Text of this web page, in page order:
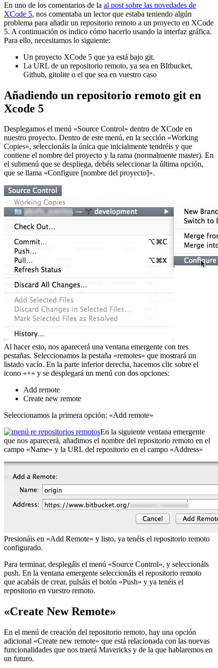
En uno de los comentarios de la al post sobre las novedades de
XCode 5, nos comentaba un lector que estaba teniendo algún
problema para añadir un repositorio remoto a un proyecto en XCode
5. A continuación os indico cómo hacerlo usando la interfaz gráfica.
Para ello, necesitamos lo siguiente:
Un proyecto XCode 5 que ya está bajo git.
La URL de un repositorio remoto, ya sea en BItbucket,
Github, gitolite o el que sea en vuestro caso
Añadiendo un repositorio remoto git en
Xcode 5
Desplegamos el menú «Source Control» dentro de XCode en
nuestro proyecto. Dentro de este menú, en la sección «Working
Copies», seleccionáis la única que inicialmente tendréis y que
contiene el nombre del proyecto y la rama (normalmente master). En
el submenú que se despliega, debéis seleccionar la última opción,
que se llama «Configure [nombre del proyecto]».
Al hacer esto, nos aparecerá una ventana emergente con tres
pestañas. Seleccionamos la pestaña «remotes» que mostrará un
listado vacío. En la parte inferior derecha, hacemos clic sobre el
icono «+» y se desplegará un menú con dos opciones:
Add remote
Create new remote
Seleccionamos la primera opción: «Add remote»
En la siguiente ventana emergente
que nos aparecerá, añadimos el nombre del repositorio remoto en el
campo «Name» y la URL del repositorio en el campo «Address»
Presionáis en «Add Remote» y listo, ya tenéis el repositorio remoto
configurado.
Para terminar, desplegáis el menú «Source Control», y seleccionáis
push. En la ventana emergente seleccionáis el repositorio remoto
que acabáis de crear, pulsáis el botón «Push» y ya tenéis el
repositorio en vuestro remoto.
«Create New Remote»
En el menú de creación del repositorio remoto, hay una opción
adicional «Create new remote» que está relacionada con las nuevas
funcionalidades que nos traerá Mavericks y de la que hablaremos en
un futuro.